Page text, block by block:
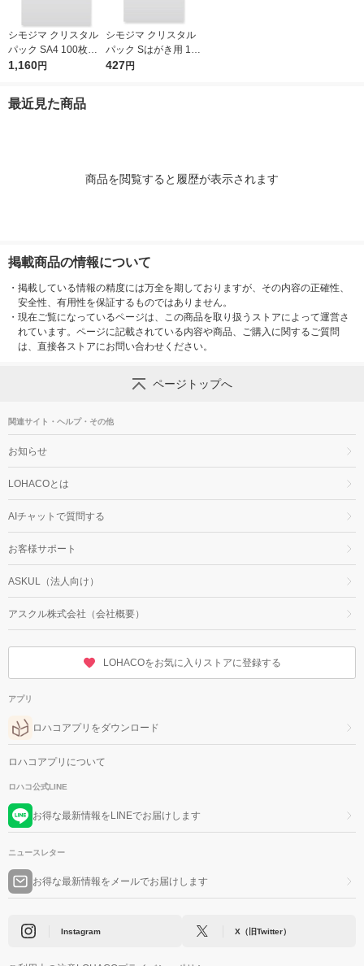
シモジマ クリスタル
パック SA4 100枚入 6
739200 1袋(100枚入)
1,160円
シモジマ クリスタル
パック Sはがき用 100
枚入 6751700 1袋(10
427円
最近見た商品
商品を閲覧すると履歴が表示されます
掲載商品の情報について
・ 掲載している情報の精度には万全を期しておりますが、その内容の正確性、
安全性、有用性を保証するものではありません。
・ 現在ご覧になっているページは、この商品を取り扱うストアによって運営さ
れています。ページに記載されている内容や商品、ご購入に関するご質問
は、直接各ストアにお問い合わせください。
ページトップへ
関連サイト・ヘルプ・その他
お知らせ
LOHACOとは
AIチャットで質問する
お客様サポート
ASKUL（法人向け）
アスクル株式会社（会社概要）
LOHACOをお気に入りストアに登録する
アプリ
ロハコアプリをダウンロード
ロハコアプリについて
ロハコ公式LINE
お得な最新情報をLINEでお届けします
ニュースレター
お得な最新情報をメールでお届けします
Instagram X（旧Twitter）